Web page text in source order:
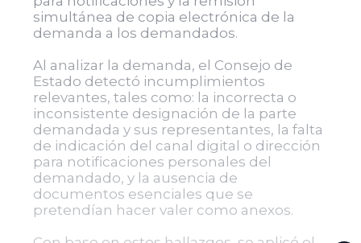
simultánea de copia electrónica de la
demanda a los demandados.
Al analizar la demanda, el Consejo de
Estado detectó incumplimientos
relevantes, tales como: la incorrecta o
inconsistente designación de la parte
demandada y sus representantes, la falta
de indicación del canal digital o dirección
para notificaciones personales del
demandado, y la ausencia de
documentos esenciales que se
pretendían hacer valer como anexos.